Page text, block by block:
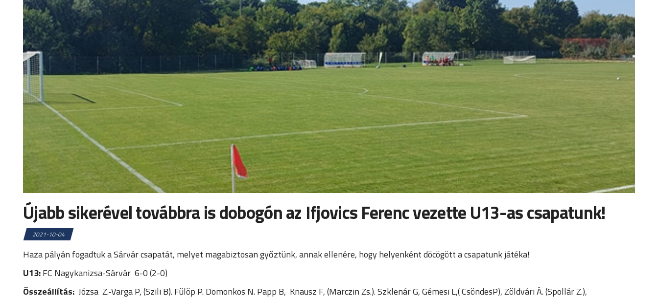
Újabb sikerével továbbra is dobogón az Ifjovics Ferenc vezette U13-as csapatunk!
2021-10-04
Haza pályán fogadtuk a Sárvár csapatát, melyet magabiztosan győztünk, annak ellenére, hogy helyenként döcögött a csapatunk játéka!
U13:FC Nagykanizsa-Sárvár 6-0 (2-0)
Összeállítás: Józsa Z.-Varga P, (Szili B). Fülöp P. Domonkos N. Papp B, Knausz F, (Marczin Zs.). Szklenár G, Gémesi L,( CsöndesP), Zöldvári Á. (Spollár Z.),